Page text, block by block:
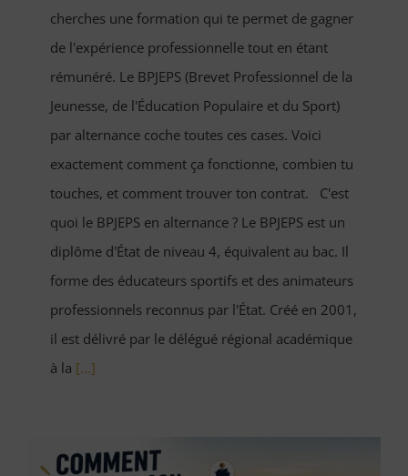
cherches une formation qui te permet de gagner
de l'expérience professionnelle tout en étant
rémunéré. Le BPJEPS (Brevet Professionnel de la
Jeunesse, de l'Éducation Populaire et du Sport)
par alternance coche toutes ces cases. Voici
exactement comment ça fonctionne, combien tu
touches, et comment trouver ton contrat. C'est
quoi le BPJEPS en alternance ? Le BPJEPS est un
diplôme d'État de niveau 4, équivalent au bac. Il
forme des éducateurs sportifs et des animateurs
professionnels reconnus par l'État. Créé en 2001,
il est délivré par le délégué régional académique
à la [...]